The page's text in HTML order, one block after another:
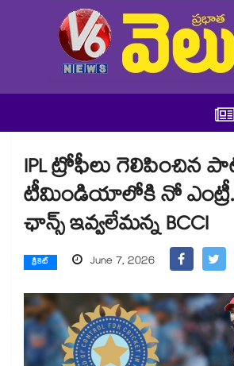
IPL ట్రోఫీలు గెలిపించిన
టీమిండియాలోకి నో
ఛాన్స్ ఇవ్వలేమన్న BCCI
క్రికెట్ June 7, 2026